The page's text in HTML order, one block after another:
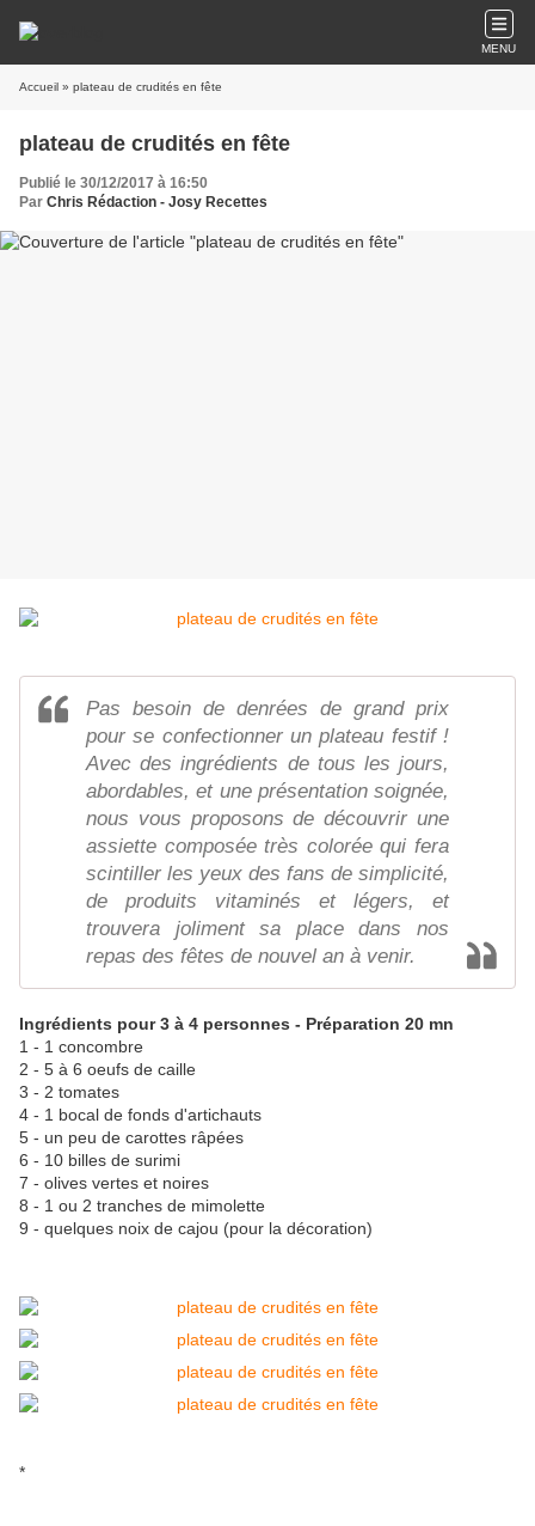
MENU
Accueil » plateau de crudités en fête
plateau de crudités en fête
Publié le 30/12/2017 à 16:50
Par Chris Rédaction - Josy Recettes
Pas besoin de denrées de grand prix
pour se confectionner un plateau festif !
Avec des ingrédients de tous les jours,
abordables, et une présentation soignée,
nous vous proposons de découvrir une
assiette composée très colorée qui fera
scintiller les yeux des fans de simplicité,
de produits vitaminés et légers, et
trouvera joliment sa place dans nos
repas des fêtes de nouvel an à venir.
Ingrédients pour 3 à 4 personnes - Préparation 20 mn
1 - 1 concombre
2 - 5 à 6 oeufs de caille
3 - 2 tomates
4 - 1 bocal de fonds d'artichauts
5 - un peu de carottes râpées
6 - 10 billes de surimi
7 - olives vertes et noires
8 - 1 ou 2 tranches de mimolette
9 - quelques noix de cajou (pour la décoration)
*